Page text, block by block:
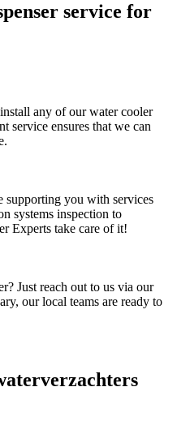
service for
any of our water cooler
service ensures that we can
supporting you with services
systems inspection to
Experts take care of it!
Just reach out to us via our
our local teams are ready to